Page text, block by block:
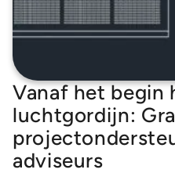
Vanaf het begin
luchtgordijn:
adviseurs